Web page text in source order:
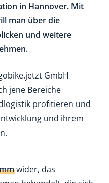
in Hannover. Mit
man über die
und weitere
GmbH
jene Bereiche
profitieren und
und ihrem
wider, das